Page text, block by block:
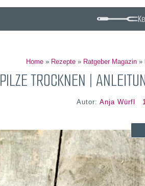
Home » Rezepte » Ratgeber Magazin »
PILZE TROCKNEN |
Autor: Anja Würfl